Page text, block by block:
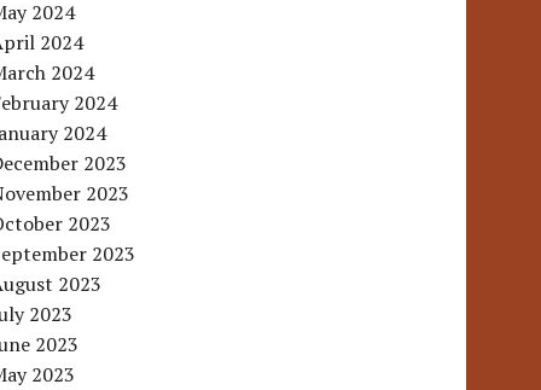
2024
2024
2024
2024
2024
2023
2023
2023
2023
2023
2023
2023
2023